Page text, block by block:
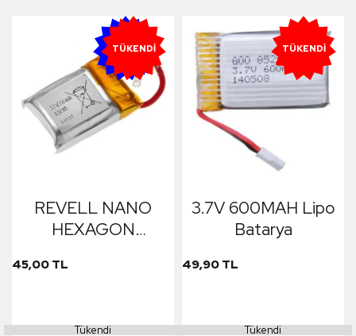
YENI
TÜKENDI
REVELL NANO
HEXAGON
150MAH
45,00 TL
Tükendi
TÜKENDI
3.7V 600MAH Lipo
Batarya
49,90 TL
Tükendi